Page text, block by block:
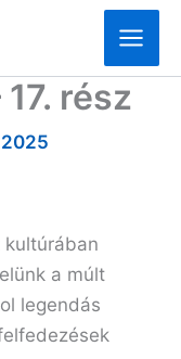
rész
kultúrában
a múlt
legendás